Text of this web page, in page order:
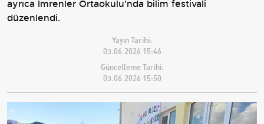
ayrıca İmrenler Ortaokulu'nda bilim festivali
düzenlendi.
Yayın Tarihi:
03.06.2026 15:46
Güncelleme Tarihi:
03.06.2026 15:50